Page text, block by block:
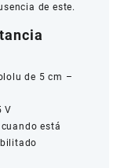
de este.
de 5 cm –
V
está